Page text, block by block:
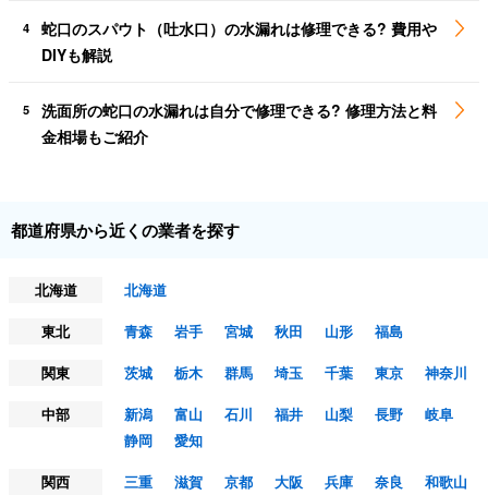
4
蛇口のスパウト（吐水口）の水漏れは修理できる? 費用や
DIYも解説
5
洗面所の蛇口の水漏れは自分で修理できる? 修理方法と料
金相場もご紹介
都道府県から近くの業者を探す
北海道
北海道
東北
青森 岩手 宮城 秋田 山形
福島
関東
茨城 栃木 群馬 埼玉 千葉 東京
神奈川
中部
新潟 富山 石川 福井 山梨 長野
岐阜
静岡
愛知
関西
三重 滋賀 京都 大阪 兵庫 奈良
和歌山